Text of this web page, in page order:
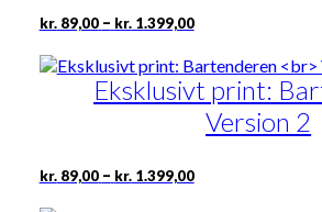
på
kr.89,00 – kr.1.399,00Prisinterval:
kr. 89,00
kr. 1.399,00
Dette
vare
har
flere
varianter.
Mulighederne
kan
på
Eksklusivt print:
Version 2
kr.89,00 – kr.1.399,00Prisinterval:
kr. 89,00
Dette
vare